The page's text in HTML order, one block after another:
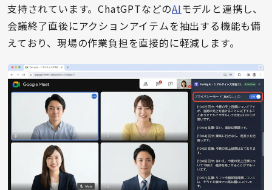
支持されています。ChatGPTなどのAIモデルと連携し、
会議終了直後にアクションアイテムを抽出する機能も備
えており、現場の作業負担を直接的に軽減します。